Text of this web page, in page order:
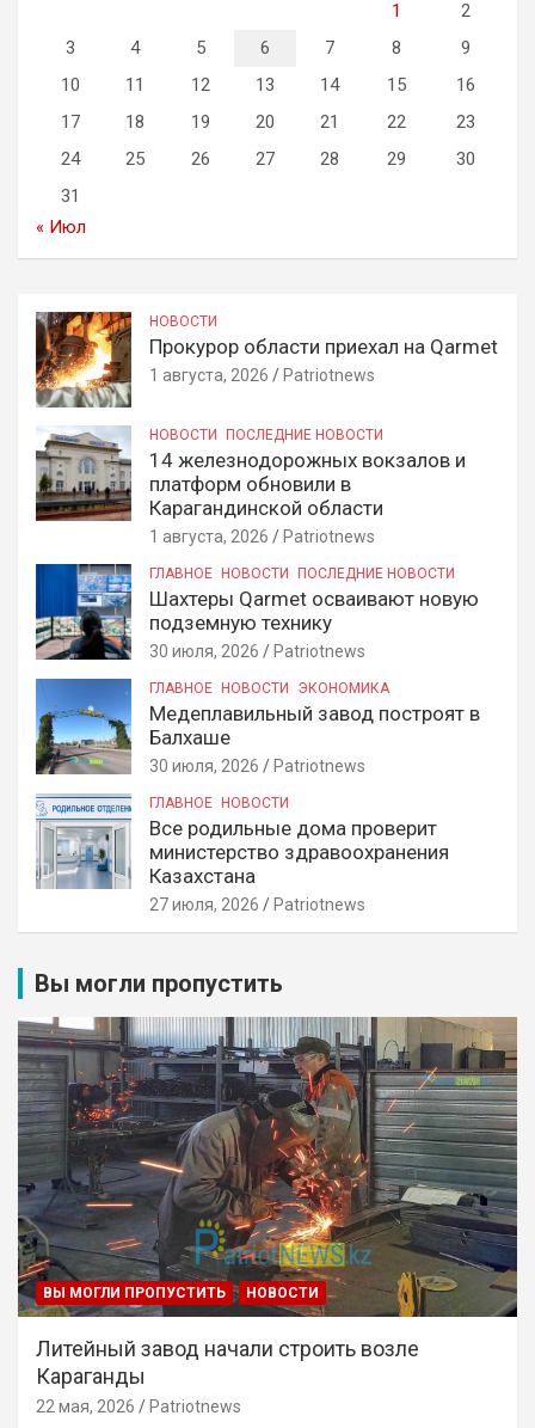
1
2
3
4 5 6 7 8
9
10
11 12 13 14 15
16
17
18 19 20 21 22
23
24
25 26 27 28 29
30
31
« Июл
НОВОСТИ
Прокурор области приехал на Qarmet
1 августа, 2026 Patriotnews
НОВОСТИ ПОСЛЕДНИЕ НОВОСТИ
14 железнодорожных вокзалов и
платформ обновили в
Карагандинской области
1 августа, 2026 Patriotnews
ГЛАВНОЕ НОВОСТИ ПОСЛЕДНИЕ НОВОСТИ
Шахтеры Qarmet осваивают новую
подземную технику
30 июля, 2026 Patriotnews
ГЛАВНОЕ НОВОСТИ ЭКОНОМИКА
Медеплавильный завод построят в
Балхаше
30 июля, 2026 Patriotnews
ГЛАВНОЕ НОВОСТИ
Все родильные дома проверит
министерство здравоохранения
Казахстана
27 июля, 2026 Patriotnews
Вы могли пропустить
ВЫ МОГЛИ ПРОПУСТИТЬ НОВОСТИ
Литейный завод начали строить возле
Караганды
22 мая, 2026 Patriotnews